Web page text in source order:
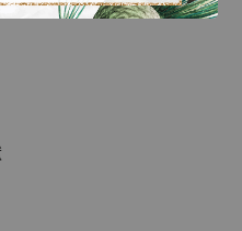
列蒐藏雕像 布魯克達